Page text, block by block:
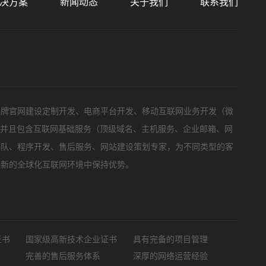
官网建设定制开发、电商平台开发、移动互联网业务开发（微
且包含互联网基础服务（顶级域名、主机服务、企业邮箱、网
、程序开发、售后服务、网站建设策划专家，为不同类型的客
的全球化互联网环境中保持优势。
国家级高新技术企业证书
具有完备的项目管理
完善的售后服务体系 深厚的网络运营经验